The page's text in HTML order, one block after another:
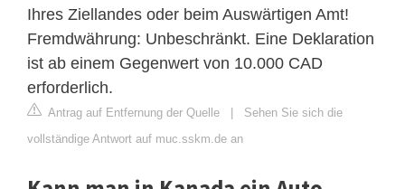
Ihres Ziellandes oder beim Auswärtigen Amt!
Fremdwährung: Unbeschränkt. Eine Deklaration
ist ab einem Gegenwert von 10.000 CAD
erforderlich.
Antrag auf Entfernung der Quelle | Sehen Sie sich die
vollständige Antwort auf muc.sskm.de an